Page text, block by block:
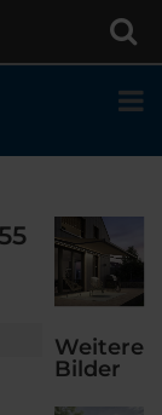
Weitere
Bilder